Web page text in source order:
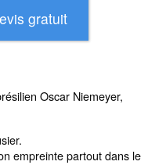
Oscar Niemeyer,
empreinte partout dans le